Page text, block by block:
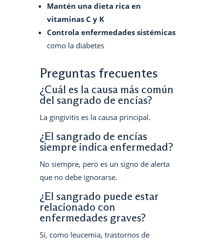
Mantén una dieta rica en
vitaminas C y K
Controla enfermedades sistémicas
como la diabetes
Preguntas frecuentes
¿Cuál es la causa más común
del sangrado de encías?
La gingivitis es la causa principal.
¿El sangrado de encías
siempre indica enfermedad?
No siempre, pero es un signo de alerta
que no debe ignorarse.
¿El sangrado puede estar
relacionado con
enfermedades graves?
Sí, como leucemia, trastornos de